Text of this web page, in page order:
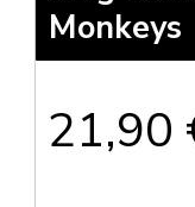
Monkeys
21,90